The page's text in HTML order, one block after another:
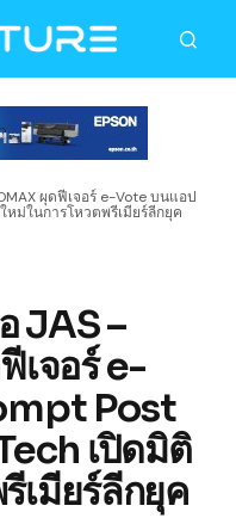
ผุดฟีเจอร์ e-Vote บนแอป
หม่ในการโหวตพรีเมียร์ลีกยุค
JAS –
เจอร์ e-
Post
เปิดมิติ
เมียร์ลีกยุค